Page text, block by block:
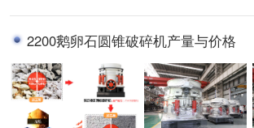
2200鹅卵石圆锥破碎机产量与价格